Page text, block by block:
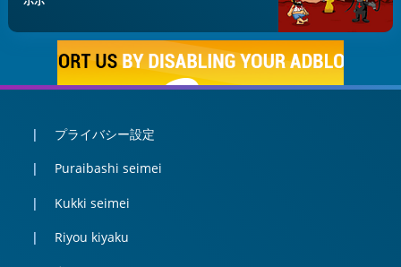
プライバシー設定
Puraibashi seimei
Kukki seimei
Riyou kiyaku